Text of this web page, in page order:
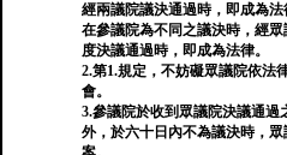
經兩議院議決通過時，即成為
在參議院為不同之議決時，經
度決議通過時，即成為法律。
2.第1.規定，不妨礙眾議院依法
會。
3.參議院於收到眾議院決議通
外，於六十日內不為議決時，